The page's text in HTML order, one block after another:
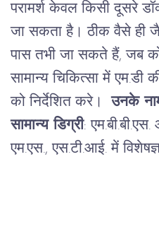
परामर्श केवल किसी दूसरे
जा सकता है। ठीक वैसे ही
पास तभी जा सकते हैं,जब
सामान्य चिकित्सा में एम.डी
को निर्देशित करे।
उनके
सामान्य डिग्री:एम.बी.बी.एस.
एम.एस.,एस.टी.आई. में